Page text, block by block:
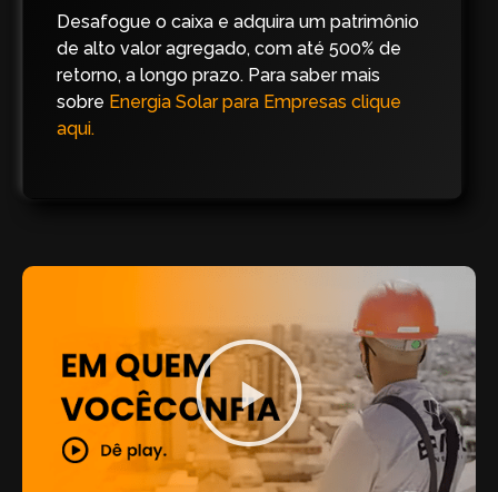
Desafogue o caixa e adquira um patrimônio
de alto valor agregado, com até 500% de
retorno, a longo prazo. Para saber mais
sobre Energia Solar para Empresas clique
aqui.